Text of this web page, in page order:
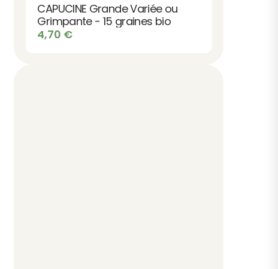
CAPUCINE Grande Variée ou
Grimpante - 15 graines bio
4,70 €